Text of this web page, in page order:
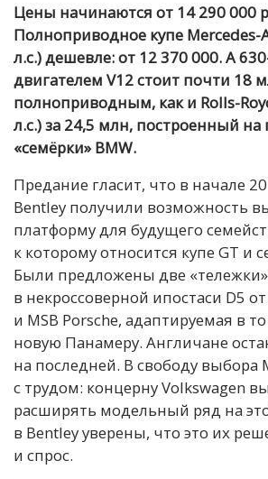
Цены начинаются от 14 290 000
Полноприводное купе Mercedes-
л.с.) дешевле: от 12 370 000. А
двигателем V12 стоит почти 18
полноприводным, как и Rolls-
л.с.) за 24,5 млн, построенный
«семёрки» BMW.
Предание гласит, что в начале
Bentley получили возможность
платформу для будущего
к которому относится купе GT и
Были предложены две
в некроссоверной ипостаси D5
и MSB Porsche, адаптируемая в
новую Панамеру. Англичане
на последней. В свободу выбора
с трудом: концерну Volkswagen
расширять модельный ряд на
в Bentley уверены, что это их
и спрос.